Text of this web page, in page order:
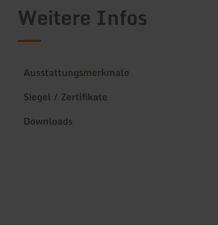
Weitere Infos
Ausstattungsmerkmale
Siegel / Zertifikate
Downloads